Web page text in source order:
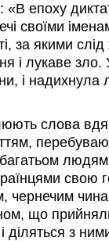
епоху
своїми
за якими
і лукаве зло.
і
слова
людям
свою
чернечим
що
діляться з